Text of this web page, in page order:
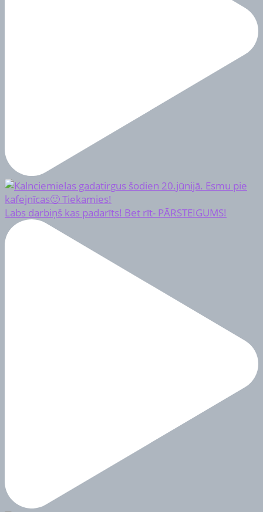
Labs darbiņš kas padarīts! Bet rīt- PĀRSTEIGUMS!